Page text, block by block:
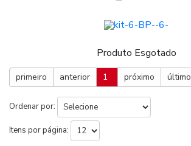
Produto Esgotado
primeiro anterior 1 próximo último
Ordenar por:
Itens por página: